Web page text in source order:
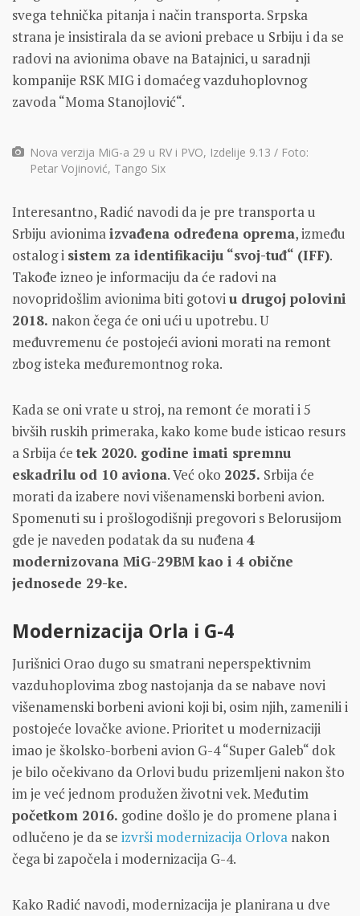
svega tehnička pitanja i način transporta. Srpska
strana je insistirala da se avioni prebace u Srbiju i da se
radovi na avionima obave na Batajnici, u saradnji
kompanije RSK MIG i domaćeg vazduhoplovnog
zavoda “Moma Stanojlović“.
Nova verzija MiG-a 29 u RV i PVO, Izdelije 9.13 / Foto:
Petar Vojinović, Tango Six
Interesantno, Radić navodi da je pre transporta u
Srbiju avionima izvađena određena oprema, između
ostalog i sistem za identifikaciju “svoj-tuđ“ (IFF).
Takođe izneo je informaciju da će radovi na
novopridošlim avionima biti gotovi u drugoj polovini
2018. nakon čega će oni ući u upotrebu. U
međuvremenu će postojeći avioni morati na remont
zbog isteka međuremontnog roka.
Kada se oni vrate u stroj, na remont će morati i 5
bivših ruskih primeraka, kako kome bude isticao resurs
a Srbija ćetek 2020. godine imati spremnu
eskadrilu od 10 aviona. Već oko 2025. Srbija će
morati da izabere novi višenamenski borbeni avion.
Spomenuti su i prošlogodišnji pregovori s Belorusijom
gde je naveden podatak da su nuđena 4
modernizovana MiG-29BM kao i 4 obične
jednosede 29-ke.
Modernizacija Orla i G-4
Jurišnici Orao dugo su smatrani neperspektivnim
vazduhoplovima zbog nastojanja da se nabave novi
višenamenski borbeni avioni koji bi, osim njih, zamenili i
postojeće lovačke avione. Prioritet u modernizaciji
imao je školsko-borbeni avion G-4 “Super Galeb“ dok
je bilo očekivano da Orlovi budu prizemljeni nakon što
im je već jednom produžen životni vek. Međutim
početkom 2016. godine došlo je do promene plana i
odlučeno je da se izvrši modernizacija Orlova nakon
čega bi započela i modernizacija G-4.
Kako Radić navodi, modernizacija je planirana u dve